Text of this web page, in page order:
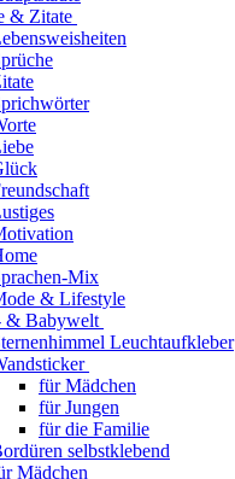
& Zitate
Mix
& Lifestyle
& Babywelt
Leuchtaufkleber
für Mädchen
für Jungen
für die Familie
selbstklebend
Mädchen